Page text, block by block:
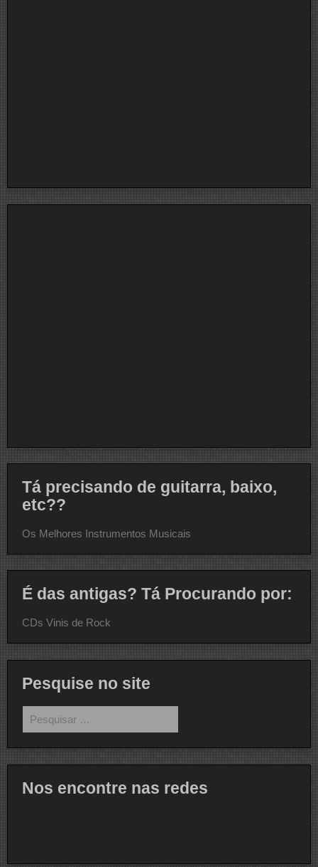
Tá precisando de guitarra, baixo,
etc??
Os Melhores Instrumentos Musicais
É das antigas? Tá Procurando por:
CDs Vinis de Rock
Pesquise no site
por:
Nos encontre nas redes